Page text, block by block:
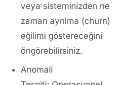
veya sisteminizden ne
zaman ayrılma (churn)
eğilimi göstereceğini
öngörebilirsiniz.
Anomali